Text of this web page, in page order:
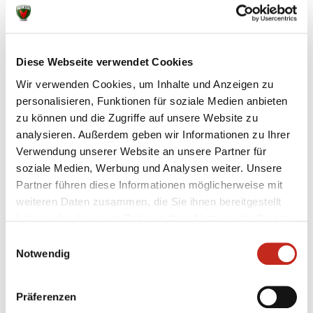
Diese Webseite verwendet Cookies
Wir verwenden Cookies, um Inhalte und Anzeigen zu
personalisieren, Funktionen für soziale Medien anbieten
zu können und die Zugriffe auf unsere Website zu
analysieren. Außerdem geben wir Informationen zu Ihrer
Verwendung unserer Website an unsere Partner für
soziale Medien, Werbung und Analysen weiter. Unsere
Partner führen diese Informationen möglicherweise mit
weiteren Daten zusammen, die Sie ihnen bereitgestellt
Notwendig
Präferenzen
Partnerschaft und Zukunft der Füchse Berlin.
schwieriger Zeit ohne Hauptsponsor die
haben, war es beiden Seiten ein Bedürfnis, Motivation
durch Identifikation herzustellen. Mit der
Unterstützung unseres Hauptsponsors setzen wir nun
den kontinuierlichen Weg nicht nur fort, sondern
bauen ihn auch durch weitere Maßnahmen aus.
„Wir sehen uns als Teil der Füchse-Familie.
Gemeinsam möchten wir die Jugend im Berliner
zur Erfolgsgeschichte des Vereins beitragen. Was uns
dabei eint, sind Leidenschaft und Teamgeist", erklärt
Deutsche Wohnen SE.